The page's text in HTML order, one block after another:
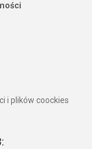
i plików coockies